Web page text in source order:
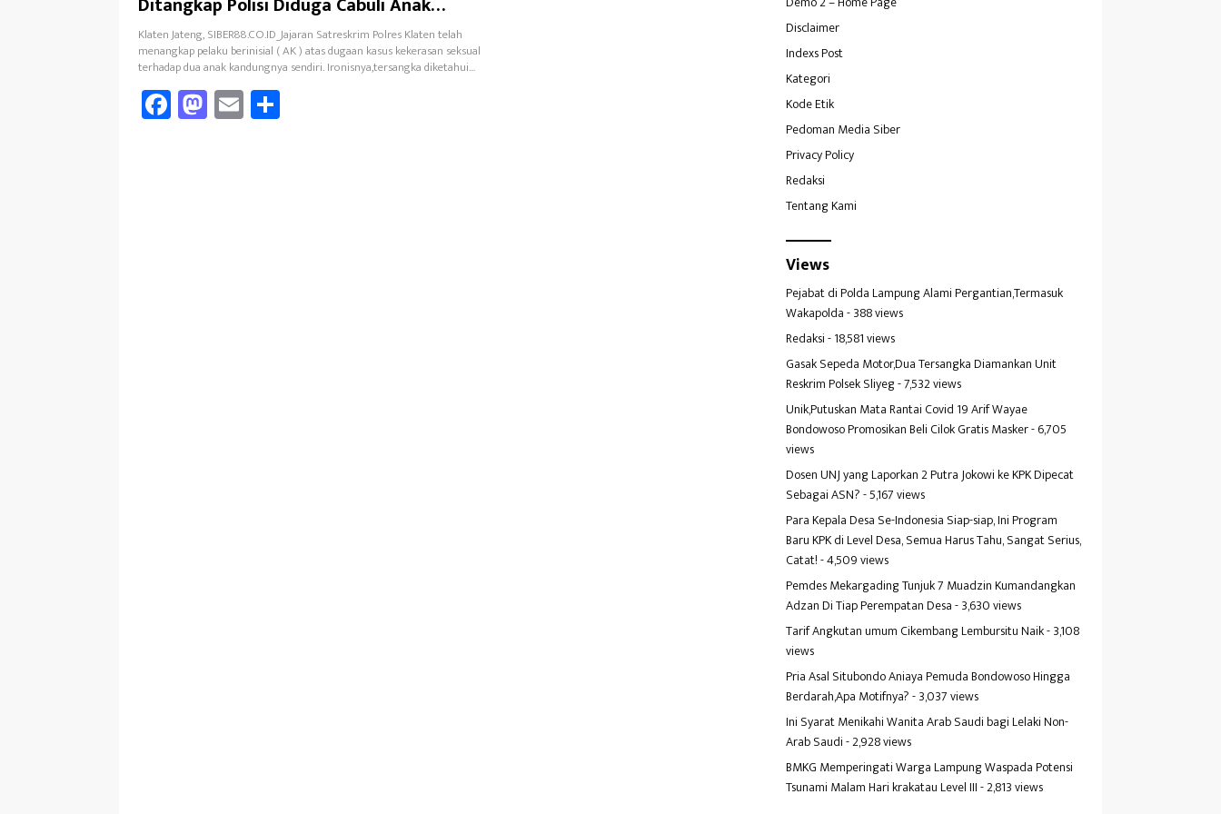
Kandungnya Sendiri
Klaten Jateng, SIBER88.CO.ID_Jajaran Satreskrim Polres Klaten telah
menangkap pelaku berinisial ( AK ) atas dugaan kasus kekerasan seksual
terhadap dua anak kandungnya sendiri. Ironisnya,tersangka diketahui…
Fa
ce
M
as
E
m
Disclaimer
Indexs Post
Kategori
Kode Etik
Pedoman Media Siber
Privacy Policy
Redaksi
Tentang Kami
Views
Pejabat di Polda Lampung Alami Pergantian,Termasuk
Wakapolda- 388 views
Redaksi- 18,581 views
Gasak Sepeda Motor,Dua Tersangka Diamankan Unit
Reskrim Polsek Sliyeg- 7,532 views
Unik,Putuskan Mata Rantai Covid 19 Arif Wayae
Bondowoso Promosikan Beli Cilok Gratis Masker- 6,705
views
Dosen UNJ yang Laporkan 2 Putra Jokowi ke KPK Dipecat
Sebagai ASN?- 5,167 views
Para Kepala Desa Se-Indonesia Siap-siap, Ini Program
Baru KPK di Level Desa, Semua Harus Tahu, Sangat Serius,
Catat!- 4,509 views
Pemdes Mekargading Tunjuk 7 Muadzin Kumandangkan
Adzan Di Tiap Perempatan Desa- 3,630 views
Tarif Angkutan umum Cikembang Lembursitu Naik- 3,108
views
Pria Asal Situbondo Aniaya Pemuda Bondowoso Hingga
Berdarah,Apa Motifnya?- 3,037 views
Ini Syarat Menikahi Wanita Arab Saudi bagi Lelaki Non-
Arab Saudi- 2,928 views
BMKG Memperingati Warga Lampung Waspada Potensi
Tsunami Malam Hari krakatau Level III- 2,813 views